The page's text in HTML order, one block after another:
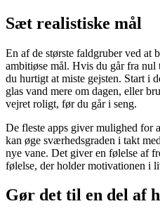
Sæt realistiske mål
En af de største faldgruber ved at
ambitiøse mål. Hvis du går fra nul
du hurtigt at miste gejsten. Start i
glas vand mere om dagen, eller
vejret roligt, før du går i seng.
De fleste apps giver mulighed for
kan øge sværhedsgraden i takt
nye vane. Det giver en følelse af
følelse, der holder motivationen i
Gør det til en del af